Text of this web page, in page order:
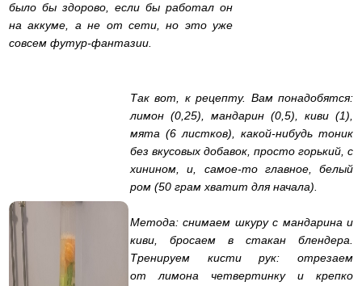
было бы здорово, если бы работал он
на аккуме, а не от сети, но это уже
совсем футур-фантазии.
Так вот, к рецепту. Вам понадобятся:
лимон (0,25), мандарин (0,5), киви (1),
мята (6 листков), какой-нибудь тоник
без вкусовых добавок, просто горький, с
хинином, и, самое-то главное, белый
ром (50 грам хватит для начала).
Метода: снимаем шкуру с мандарина и
киви, бросаем в стакан блендера.
Тренируем кисти рук: отрезаем
от лимона четвертинку и крепко